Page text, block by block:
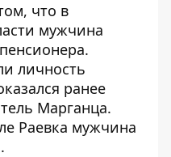
что в
мужчина
.
личность
ранее
Марганца.
Раевка мужчина
.